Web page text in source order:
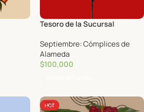
Tesoro de la Sucursal
Septiembre: Cómplices de
Alameda
$100,000
HOT